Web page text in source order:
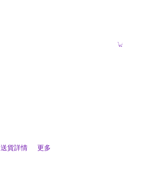
送貨詳情 更多